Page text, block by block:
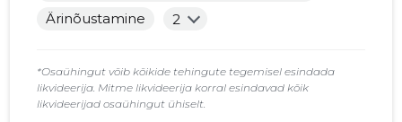
Ärinõustamine
2
*Osaühingut võib kõikide tehingute tegemisel esindada
likvideerija. Mitme likvideerija korral esindavad kõik
likvideerijad osaühingut ühiselt.